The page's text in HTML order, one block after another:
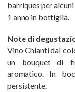
barriques per
1 anno in bottiglia.
Note di
Vino Chianti dal
un bouquet di
aromatico. In
persistente.